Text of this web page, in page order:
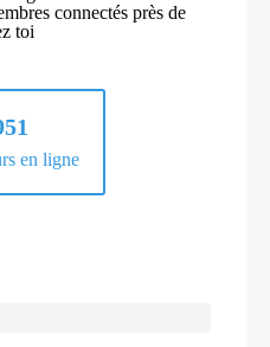
connectés près de
toi
en ligne